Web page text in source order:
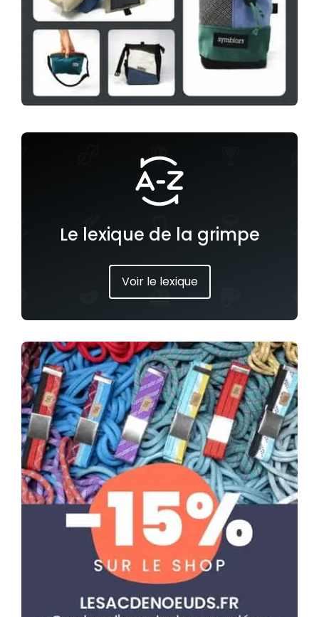
Le lexique de la grimpe
Voir le lexique